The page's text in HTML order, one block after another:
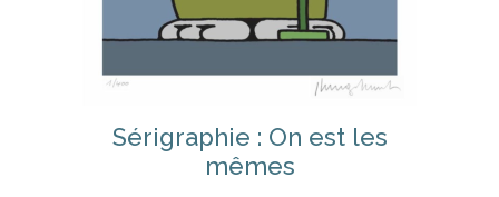
Sérigraphie : On est les
mêmes